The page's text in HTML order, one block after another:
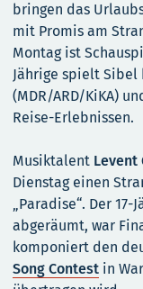
bringen das
mit Promis am
Montag ist
Jährige spielt Sibel
(MDR/ARD/KiKA)
Reise-Erlebnissen.
Musiktalent Levent
Dienstag einen
„Paradise“. Der
abgeräumt, war
komponiert den
Song Contest in